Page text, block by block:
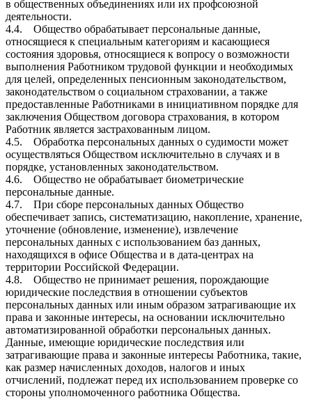
в общественных объединениях или их профсоюзной
деятельности.
4.4. Общество обрабатывает персональные данные,
относящиеся к специальным категориям и касающиеся
состояния здоровья, относящиеся к вопросу о возможности
выполнения Работником трудовой функции и необходимых
для целей, определенных пенсионным законодательством,
законодательством о социальном страховании, а также
предоставленные Работниками в инициативном порядке для
заключения Обществом договора страхования, в котором
Работник является застрахованным лицом.
4.5. Обработка персональных данных о судимости может
осуществляться Обществом исключительно в случаях и в
порядке, установленных законодательством.
4.6. Общество не обрабатывает биометрические
персональные данные.
4.7. При сборе персональных данных Общество
обеспечивает запись, систематизацию, накопление, хранение,
уточнение (обновление, изменение), извлечение
персональных данных с использованием баз данных,
находящихся в офисе Общества и в дата-центрах на
территории Российской Федерации.
4.8. Общество не принимает решения, порождающие
юридические последствия в отношении субъектов
персональных данных или иным образом затрагивающие их
права и законные интересы, на основании исключительно
автоматизированной обработки персональных данных.
Данные, имеющие юридические последствия или
затрагивающие права и законные интересы Работника, такие,
как размер начисленных доходов, налогов и иных
отчислений, подлежат перед их использованием проверке со
стороны уполномоченного работника Общества.